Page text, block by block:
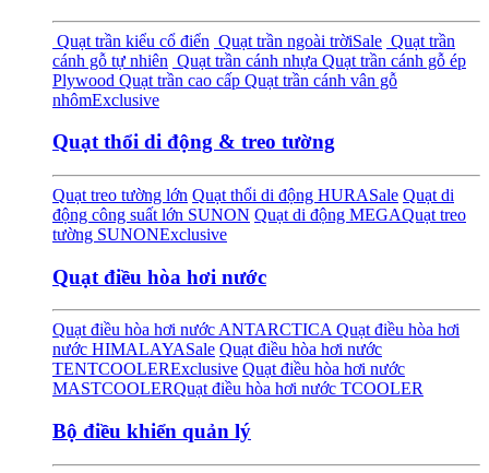
Quạt trần kiểu cổ điển Quạt trần ngoài trờiSale Quạt trần
cánh gỗ tự nhiên Quạt trần cánh nhựa Quạt trần cánh gỗ ép
Plywood Quạt trần cao cấp Quạt trần cánh vân gỗ
nhômExclusive
Quạt thổi di động & treo tường
Quạt treo tường lớn Quạt thổi di động HURASale Quạt di
động công suất lớn SUNON Quạt di động MEGAQuạt treo
tường SUNONExclusive
Quạt điều hòa hơi nước
Quạt điều hòa hơi nước ANTARCTICA Quạt điều hòa hơi
nước HIMALAYASale Quạt điều hòa hơi nước
TENTCOOLERExclusive Quạt điều hòa hơi nước
MASTCOOLERQuạt điều hòa hơi nước TCOOLER
Bộ điều khiển quản lý